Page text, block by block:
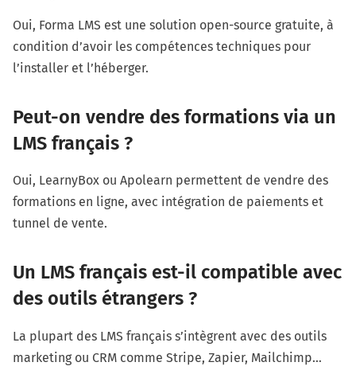
Oui, Forma LMS est une solution open-source gratuite, à
condition d’avoir les compétences techniques pour
l’installer et l’héberger.
Peut-on vendre des formations via un
LMS français ?
Oui, LearnyBox ou Apolearn permettent de vendre des
formations en ligne, avec intégration de paiements et
tunnel de vente.
Un LMS français est-il compatible avec
des outils étrangers ?
La plupart des LMS français s’intègrent avec des outils
marketing ou CRM comme Stripe, Zapier, Mailchimp…